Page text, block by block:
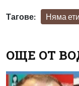
Тагове: Няма
ОЩЕ ОТ